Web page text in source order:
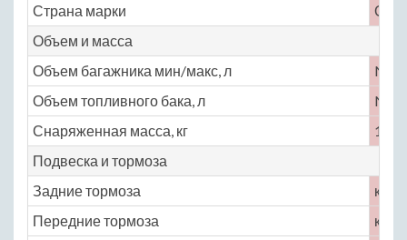
Страна марки
Объем и масса
Объем багажника мин/макс, л
No
Объем топливного бака, л
No
Снаряженная масса, кг
1400
Подвеска и тормоза
Задние тормоза
Передние тормоза